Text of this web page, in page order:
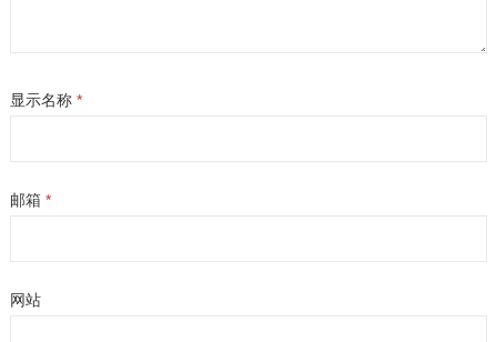
显示名称 *
邮箱 *
网站